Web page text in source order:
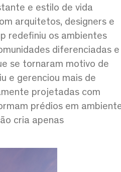
e estilo de vida
arquitetos, designers e
redefiniu os ambientes
diferenciadas e
se tornaram motivo de
e gerenciou mais de
projetadas com
prédios em
cria apenas